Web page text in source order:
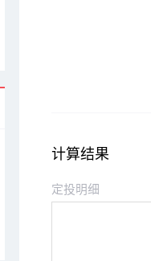
计算结果
定投明细